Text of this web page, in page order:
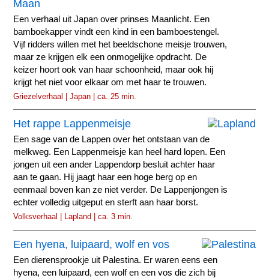
Maan
Een verhaal uit Japan over prinses Maanlicht. Een
bamboekapper vindt een kind in een bamboestengel.
Vijf ridders willen met het beeldschone meisje trouwen,
maar ze krijgen elk een onmogelijke opdracht. De
keizer hoort ook van haar schoonheid, maar ook hij
krijgt het niet voor elkaar om met haar te trouwen.
Griezelverhaal | Japan | ca. 25 min.
Het rappe Lappenmeisje
Een sage van de Lappen over het ontstaan van de
melkweg. Een Lappenmeisje kan heel hard lopen. Een
jongen uit een ander Lappendorp besluit achter haar
aan te gaan. Hij jaagt haar een hoge berg op en
eenmaal boven kan ze niet verder. De Lappenjongen is
echter volledig uitgeput en sterft aan haar borst.
Volksverhaal | Lapland | ca. 3 min.
Een hyena, luipaard, wolf en vos
Een dierensprookje uit Palestina. Er waren eens een
hyena, een luipaard, een wolf en een vos die zich bij